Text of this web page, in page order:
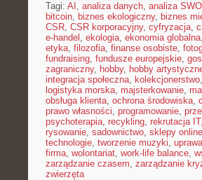
Tagi: AI , analiza danych, analiza
bitcoin, biznes ekologiczny, biznes
CSR, CSR korporacyjny, cyfryzacja,
e-handel , ekologia, ekonomia globalna,
etyka, filozofia, finanse osobiste,
fundraising, fundusze europejskie,
zagraniczny, hobby, hobby
integracja społeczna, kolekcjonerstwo,
logistyka morska, majsterkowanie,
obsługa klienta, ochrona środowiska,
prawo własności, programowanie,
psychoterapia, recykling, rekrutacja IT,
rysowanie, sadownictwo, sklepy online
technologie, tworzenie muzyki,
firma, wolontariat, work-life balance,
zarządzanie czasem, zarządzanie
zwierzęta